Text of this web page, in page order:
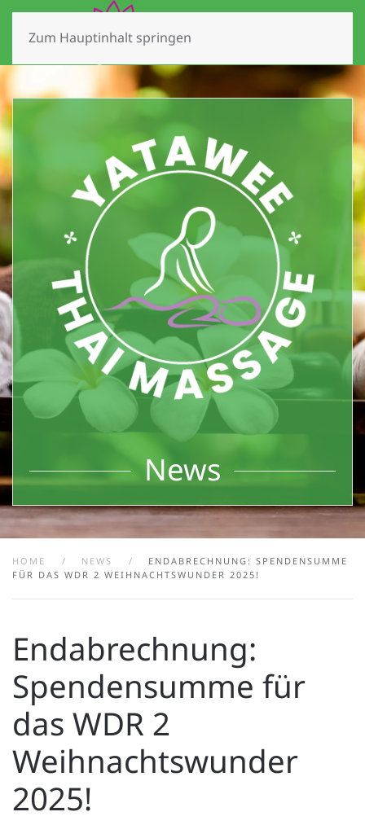
Zum Hauptinhalt springen
News
HOME NEWS
ENDABRECHNUNG: SPENDENSUMME
FÜR DAS WDR 2 WEIHNACHTSWUNDER 2025!
Endabrechnung:
Spendensumme für
das WDR 2
Weihnachtswunder
2025!